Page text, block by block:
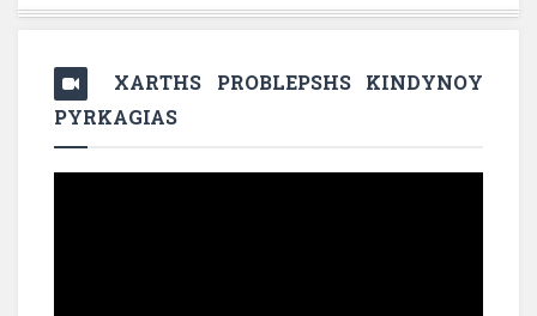
XARTHS PROBLEPSHS KINDYNOY
PYRKAGIAS